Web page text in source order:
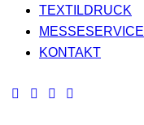
TEXTILDRUCK
MESSESERVICE
KONTAKT